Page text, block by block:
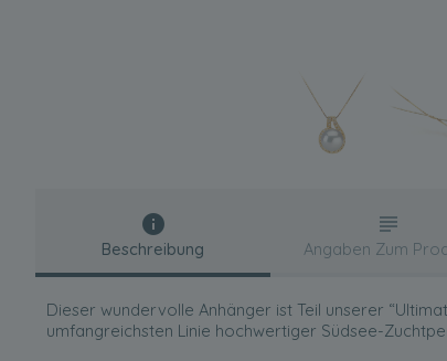
Beschreibung
Dieser wundervolle Anhänger ist Teil unserer
umfangreichsten Linie hochwertiger Südsee-
Angaben Zum